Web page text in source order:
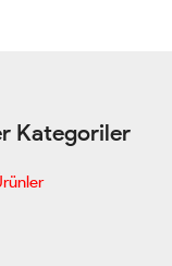
Kategoriler